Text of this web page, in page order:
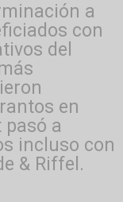
a
con
del
en
a
incluso con
& Riffel.